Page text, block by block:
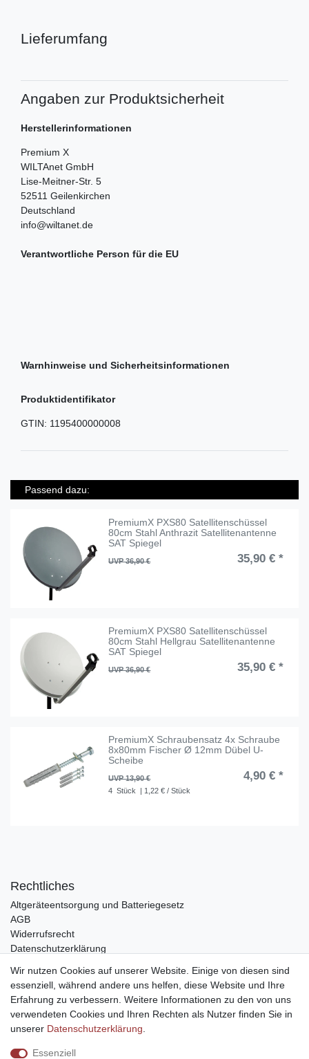
Lieferumfang
Angaben zur Produktsicherheit
Herstellerinformationen
Premium X
WILTAnet GmbH
Lise-Meitner-Str. 5
52511 Geilenkirchen
Deutschland
info@wiltanet.de
Verantwortliche Person für die EU
Warnhinweise und Sicherheitsinformationen
Produktidentifikator
GTIN: 1195400000008
Passend dazu:
PremiumX PXS80 Satellitenschüssel
80cm Stahl Anthrazit Satellitenantenne
SAT Spiegel
UVP 36,90 € 35,90 € *
PremiumX PXS80 Satellitenschüssel
80cm Stahl Hellgrau Satellitenantenne
SAT Spiegel
UVP 36,90 € 35,90 € *
PremiumX Schraubensatz 4x Schraube
8x80mm Fischer Ø 12mm Dübel U-
Scheibe
UVP 13,90 € 4,90 € *
4 Stück | 1,22 € / Stück
Rechtliches
Altgeräteentsorgung und Batteriegesetz
AGB
Widerrufsrecht
Datenschutzerklärung
Impressum
Service
Zahlungsarten
Lieferung und Abholung
Wir nutzen Cookies auf unserer Website. Einige von diesen sind
essenziell, während andere uns helfen, diese Website und Ihre
Erfahrung zu verbessern. Weitere Informationen zu den von uns
verwendeten Cookies und Ihren Rechten als Nutzer finden Sie in
unserer Daten­schutz­erklärung
Essenziell